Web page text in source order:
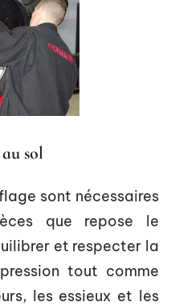
sol
sont nécessaires
que repose le
et respecter la
tout comme
les essieux et les